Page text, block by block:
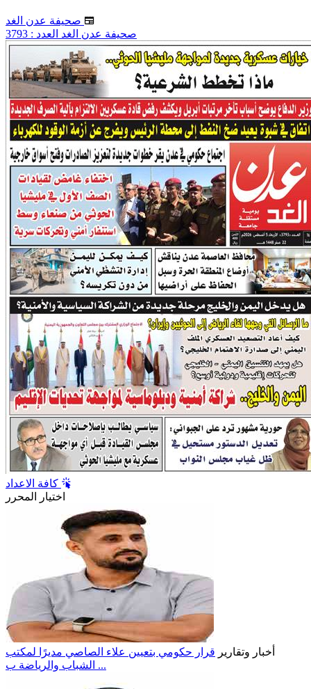
صحيفة عدن الغد العدد : 3793
اختيار المحرر
أخبار وتقارير قرار حكومي بتعيين علاء الصاصي مديرًا لمكتب
الشباب والرياضة ب ...